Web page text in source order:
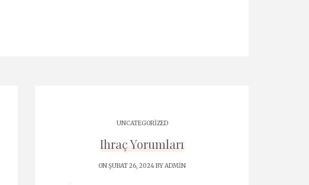
UNCATEGORIZED
Ihraç Yorumları
ON ŞUBAT 26, 2024 BYADMIN